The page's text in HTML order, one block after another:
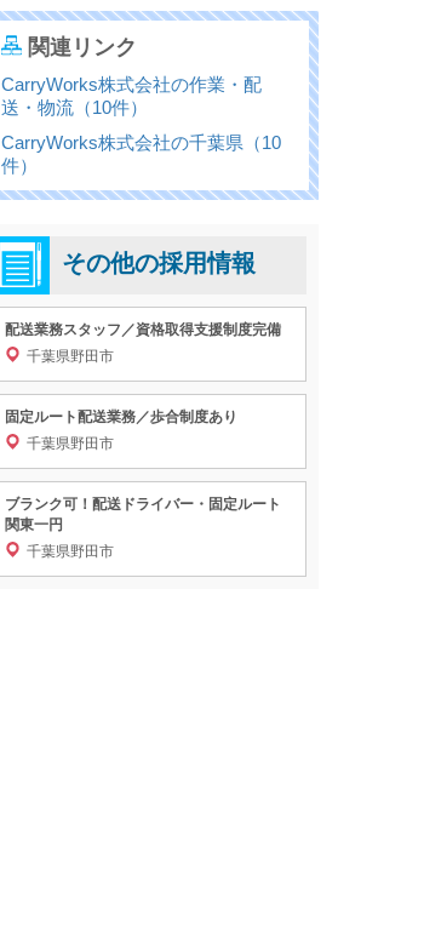
関連リンク
CarryWorks株式会社の作業・配
送・物流（10件）
CarryWorks株式会社の千葉県（10
件）
その他の採用情報
配送業務スタッフ／資格取得支援制度完備
千葉県野田市
固定ルート配送業務／歩合制度あり
千葉県野田市
ブランク可！配送ドライバー・固定ルート
関東一円
千葉県野田市